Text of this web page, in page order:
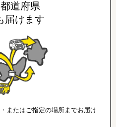
道府県
届けます
またはご指定の場所までお届け